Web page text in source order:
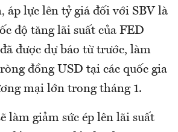
áp lực lên tỷ giá đối với SBV là
độ tăng lãi suất của FED
được dự báo từ trước, làm
đồng USD tại các quốc gia
mại lớn trong tháng 1.
làm giảm sức ép lên lãi suất